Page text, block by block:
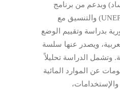
وبدعم من برنامج
الأمم المتحدة للبيئة (UNEP) والتنسيق مع
بدراسة وتقييم الوضع
ويصدر عنها سلسة
وتشمل الدراسة تحليلاً
عن الموارد المائية